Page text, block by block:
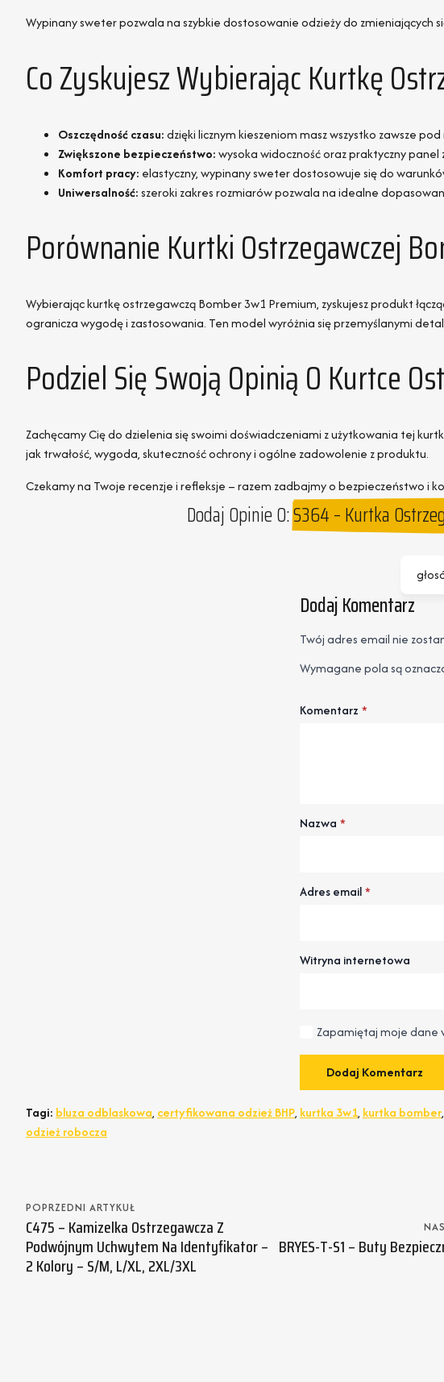
Wypinany sweter pozwala na szybkie dostosowanie odzieży do zmieniających
Co Zyskujesz Wybierając Kurtkę
Oszczędność czasu:dzięki licznym kieszeniom masz wszystko zawsze pod
Zwiększone bezpieczeństwo:wysoka widoczność oraz praktyczny
Komfort pracy: elastyczny, wypinany sweter dostosowuje się do
Uniwersalność:szeroki zakres rozmiarów pozwala na idealne
Porównanie Kurtki Ostrzegawczej
Wybierając kurtkę ostrzegawczą Bomber 3w1 Premium, zyskujesz produkt
ogranicza wygodę i zastosowania. Ten model wyróżnia się przemyślanymi
Podziel Się Swoją Opinią O Kurtce
Zachęcamy Cię do dzielenia się swoimi doświadczeniami z użytkowania tej
jak trwałość, wygoda, skuteczność ochrony i ogólne zadowolenie z produktu.
Czekamy na Twoje recenzje i refleksje – razem zadbajmy o bezpieczeństwo i
Dodaj Opinie O:S364 – Kurtka
Dodaj Komentarz
Twój adres email nie
Wymagane pola są
Komentarz *
Nazwa *
Adres email*
Witryna internetowa
Zapamiętaj moje dane
Tagi: bluza odblaskowa, certyfikowana odzież BHP, kurtka 3w1, kurtka bomber,
odzież robocza
POPRZEDNI ARTYKUŁ
C475 – Kamizelka Ostrzegawcza Z
Podwójnym Uchwytem Na Identyfikator –
2 Kolory – S/M, L/XL, 2XL/3XL
BRYES-T-S1 – Buty